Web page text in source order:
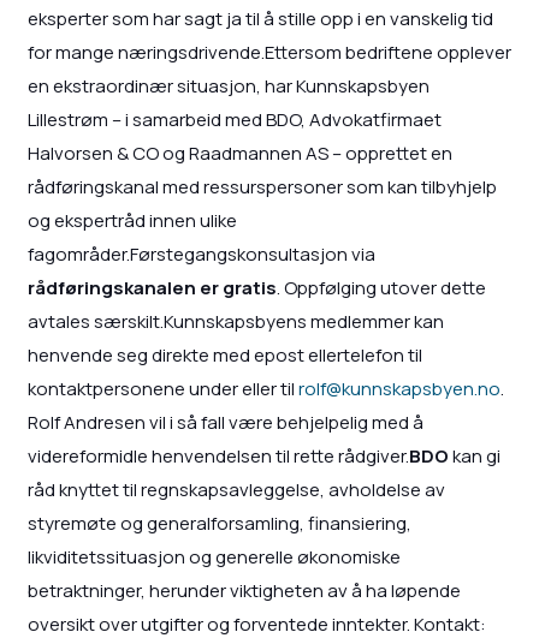
eksperter som har sagt ja til å stille opp i en vanskelig tid
for mange næringsdrivende.Ettersom bedriftene opplever
en ekstraordinær situasjon, har Kunnskapsbyen
Lillestrøm – i samarbeid med BDO, Advokatfirmaet
Halvorsen & CO og Raadmannen AS – opprettet en
rådføringskanal med ressurspersoner som kan tilbyhjelp
og ekspertråd innen ulike
fagområder.Førstegangskonsultasjon via
rådføringskanalen er gratis. Oppfølging utover dette
avtales særskilt.Kunnskapsbyens medlemmer kan
henvende seg direkte med epost ellertelefon til
kontaktpersonene under eller tilrolf@kunnskapsbyen.no.
Rolf Andresen vil i så fall være behjelpelig med å
videreformidle henvendelsen til rette rådgiver.BDOkan gi
råd knyttet til regnskapsavleggelse, avholdelse av
styremøte og generalforsamling, finansiering,
likviditetssituasjon og generelle økonomiske
betraktninger, herunder viktigheten av å ha løpende
oversikt over utgifter og forventede inntekter. Kontakt: